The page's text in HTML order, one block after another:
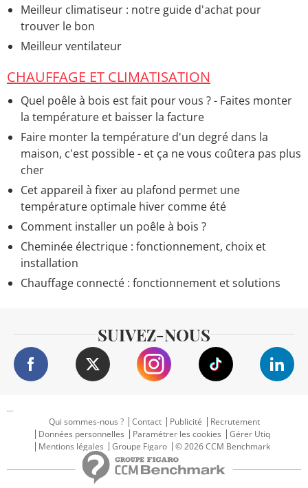
Meilleur climatiseur : notre guide d'achat pour
trouver le bon
Meilleur ventilateur
CHAUFFAGE ET CLIMATISATION
Quel poêle à bois est fait pour vous ? - Faites monter
la température et baisser la facture
Faire monter la température d'un degré dans la
maison, c'est possible - et ça ne vous coûtera pas plus
cher
Cet appareil à fixer au plafond permet une
température optimale hiver comme été
Comment installer un poêle à bois ?
Cheminée électrique : fonctionnement, choix et
installation
Chauffage connecté : fonctionnement et solutions
SUIVEZ-NOUS
...
Qui sommes-nous ?
Contact Publicité
Recrutement
Données personnelles
Paramétrer les cookies
Gérer Utiq
Mentions légales
Groupe Figaro © 2026 CCM Benchmark